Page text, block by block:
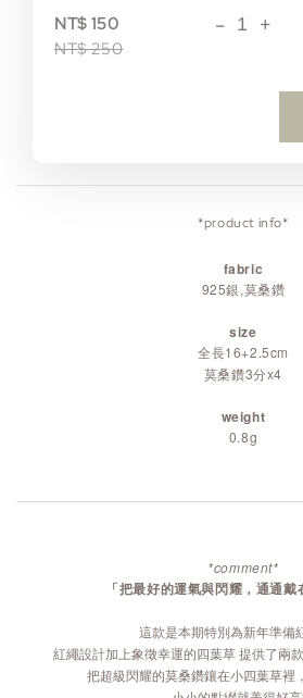
NT$ 150
NT$ 250
- +
*product info*
fabric
925銀,莫桑鑽
size
全長16+2.5cm
莫桑鑽3分x4
weight
0.8g
*comment*
「把最好的運氣與閃耀，通通戴
這款是本期特別為新年準備
紅繩設計加上象徵幸運的四葉草 提供了兩
把超級閃耀的莫桑鑽鑲在小四葉草裡